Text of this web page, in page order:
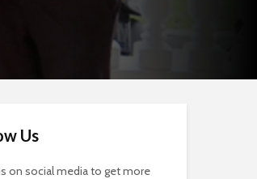
Us
on social media to get more